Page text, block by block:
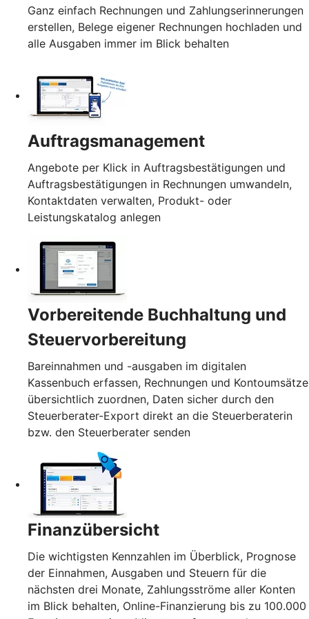
Ganz einfach Rechnungen und Zahlungserinnerungen
erstellen, Belege eigener Rechnungen hochladen und
alle Ausgaben immer im Blick behalten
Auftragsmanagement
Angebote per Klick in Auftragsbestätigungen und
Auftragsbestätigungen in Rechnungen umwandeln,
Kontaktdaten verwalten, Produkt- oder
Leistungskatalog anlegen
Vorbereitende Buchhaltung und
Steuervorbereitung
Bareinnahmen und -ausgaben im digitalen
Kassenbuch erfassen, Rechnungen und Kontoumsätze
übersichtlich zuordnen, Daten sicher durch den
Steuerberater-Export direkt an die Steuerberaterin
bzw. den Steuerberater senden
Finanzübersicht
Die wichtigsten Kennzahlen im Überblick, Prognose
der Einnahmen, Ausgaben und Steuern für die
nächsten drei Monate, Zahlungsströme aller Konten
im Blick behalten, Online-Finanzierung bis zu 100.000